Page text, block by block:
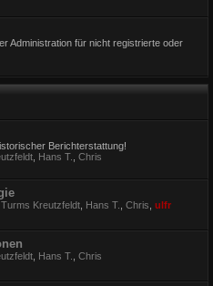
Administration für nicht registrierte oder
Berichterstattung!
Hans T.
Chris
Turms Kreutzfeldt Hans T. Chris ulfr
Hans T.
Chris